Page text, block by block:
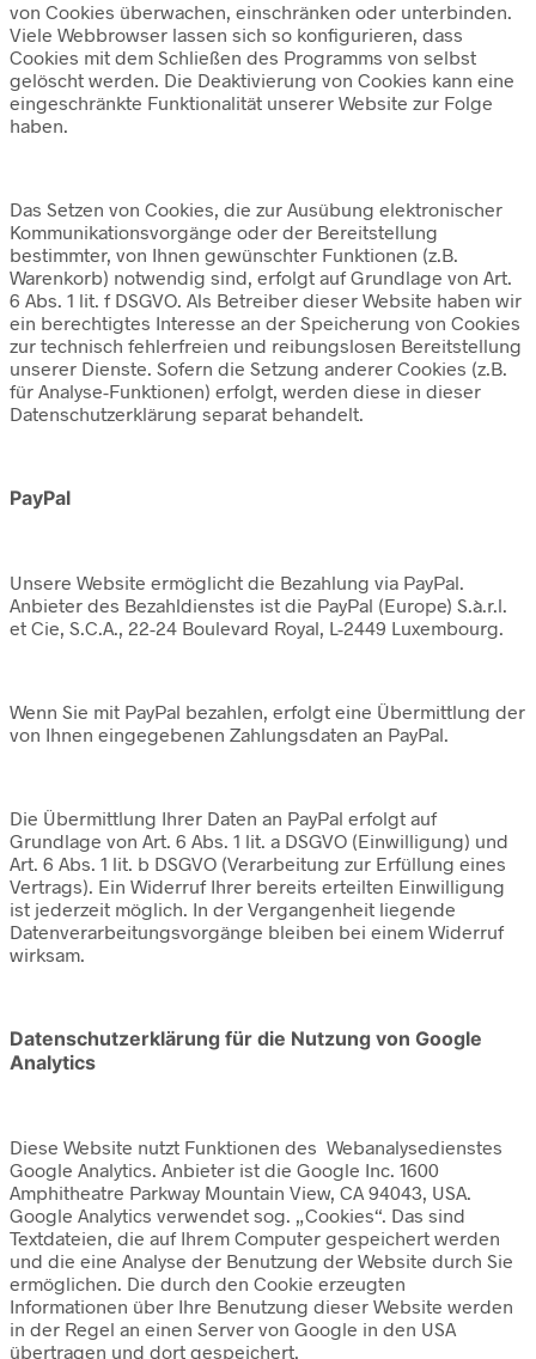
von Cookies überwachen, einschränken oder unterbinden.
Viele Webbrowser lassen sich so konfigurieren, dass
Cookies mit dem Schließen des Programms von selbst
gelöscht werden. Die Deaktivierung von Cookies kann eine
eingeschränkte Funktionalität unserer Website zur Folge
haben.
Das Setzen von Cookies, die zur Ausübung elektronischer
Kommunikationsvorgänge oder der Bereitstellung
bestimmter, von Ihnen gewünschter Funktionen (z.B.
Warenkorb) notwendig sind, erfolgt auf Grundlage von Art.
6 Abs. 1 lit. f DSGVO. Als Betreiber dieser Website haben wir
ein berechtigtes Interesse an der Speicherung von Cookies
zur technisch fehlerfreien und reibungslosen Bereitstellung
unserer Dienste. Sofern die Setzung anderer Cookies (z.B.
für Analyse-Funktionen) erfolgt, werden diese in dieser
Datenschutzerklärung separat behandelt.
PayPal
Unsere Website ermöglicht die Bezahlung via PayPal.
Anbieter des Bezahldienstes ist die PayPal (Europe) S.à.r.l.
et Cie, S.C.A., 22-24 Boulevard Royal, L-2449 Luxembourg.
Wenn Sie mit PayPal bezahlen, erfolgt eine Übermittlung der
von Ihnen eingegebenen Zahlungsdaten an PayPal.
Die Übermittlung Ihrer Daten an PayPal erfolgt auf
Grundlage von Art. 6 Abs. 1 lit. a DSGVO (Einwilligung) und
Art. 6 Abs. 1 lit. b DSGVO (Verarbeitung zur Erfüllung eines
Vertrags). Ein Widerruf Ihrer bereits erteilten Einwilligung
ist jederzeit möglich. In der Vergangenheit liegende
Datenverarbeitungsvorgänge bleiben bei einem Widerruf
wirksam.
Datenschutzerklärung für die Nutzung von Google
Analytics
Diese Website nutzt Funktionen des Webanalysedienstes
Google Analytics. Anbieter ist die Google Inc. 1600
Amphitheatre Parkway Mountain View, CA 94043, USA.
Google Analytics verwendet sog. „Cookies“. Das sind
Textdateien, die auf Ihrem Computer gespeichert werden
und die eine Analyse der Benutzung der Website durch Sie
ermöglichen. Die durch den Cookie erzeugten
Informationen über Ihre Benutzung dieser Website werden
in der Regel an einen Server von Google in den USA
übertragen und dort gespeichert.